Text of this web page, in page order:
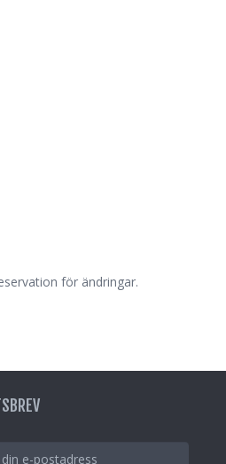
för ändringar.